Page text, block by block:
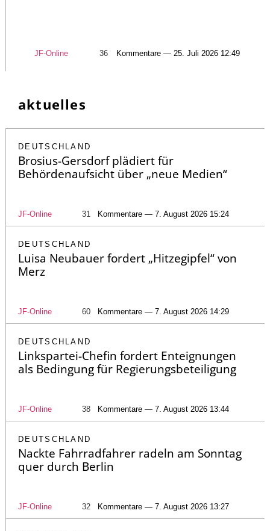
JF-Online 36 Kommentare — 25. Juli 2026 12:49
aktuelles
DEUTSCHLAND
Brosius-Gersdorf plädiert für
Behördenaufsicht über „neue Medien“
JF-Online 31 Kommentare — 7. August 2026 15:24
DEUTSCHLAND
Luisa Neubauer fordert „Hitzegipfel“ von
Merz
JF-Online 60 Kommentare — 7. August 2026 14:29
DEUTSCHLAND
Linkspartei-Chefin fordert Enteignungen
als Bedingung für Regierungsbeteiligung
JF-Online 38 Kommentare — 7. August 2026 13:44
DEUTSCHLAND
Nackte Fahrradfahrer radeln am Sonntag
quer durch Berlin
JF-Online 32 Kommentare — 7. August 2026 13:27